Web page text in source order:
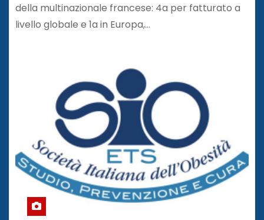
della multinazionale francese: 4a per fatturato a
livello globale e 1a in Europa,…